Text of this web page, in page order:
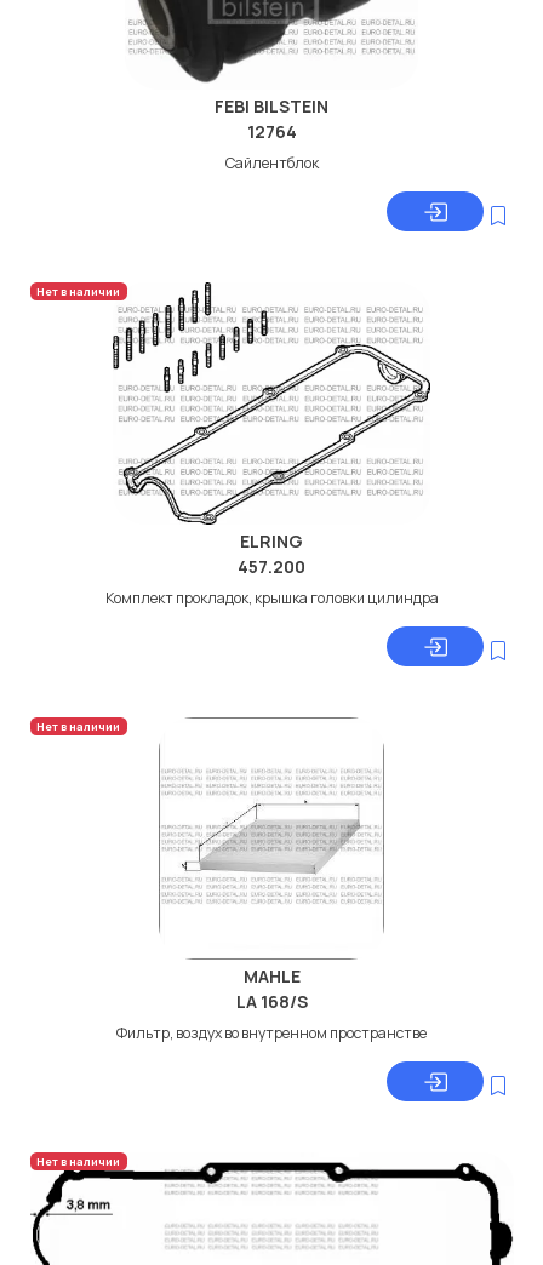
FEBI BILSTEIN
12764
Сайлентблок
Нет в наличии
ELRING
457.200
Комплект прокладок, крышка головки цилиндра
Нет в наличии
MAHLE
LA 168/S
Фильтр, воздух во внутренном пространстве
Нет в наличии